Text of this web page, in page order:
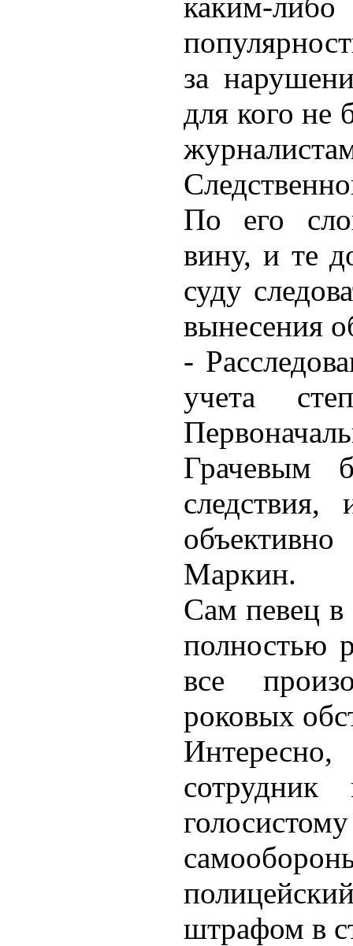
за
для кого не
По его
вину, и те
суду
вынесения
-
учета
Грачевым
следствия,
Маркин.
Сам певец в
полностью
все
роковых
штрафом в